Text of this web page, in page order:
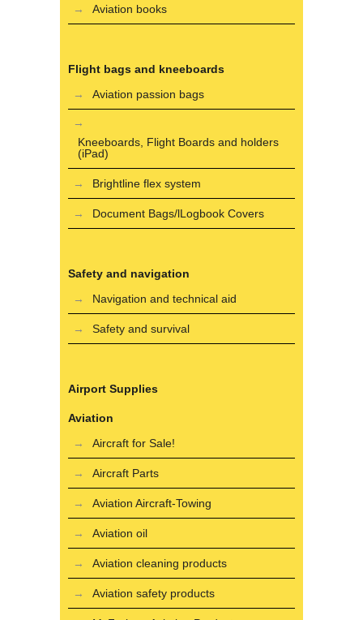
Aviation books
Flight bags and kneeboards
Aviation passion bags
Kneeboards, Flight Boards and holders
(iPad)
Brightline flex system
Document Bags/lLogbook Covers
Safety and navigation
Navigation and technical aid
Safety and survival
Airport Supplies
Aviation
Aircraft for Sale!
Aircraft Parts
Aviation Aircraft-Towing
Aviation oil
Aviation cleaning products
Aviation safety products